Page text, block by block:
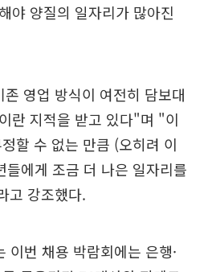
야 양질의 일자리가 많아진
영업 방식이 여전히 담보대
란 지적을 받고 있다"며 "이
할 수 없는 만큼 (오히려 이
들에게 조금 더 나은 일자리를
고 강조했다.
이번 채용 박람회에는 은행·